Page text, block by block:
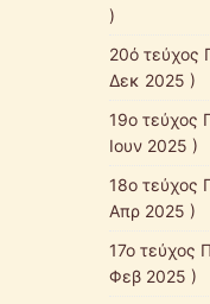
)
20ό τεύχος
Δεκ 2025 )
19ο τεύχος
Ιουν 2025 )
18ο τεύχος
Απρ 2025 )
17ο τεύχος
Φεβ 2025 )